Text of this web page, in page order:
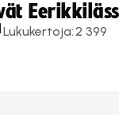
Lukukertoja:2 399